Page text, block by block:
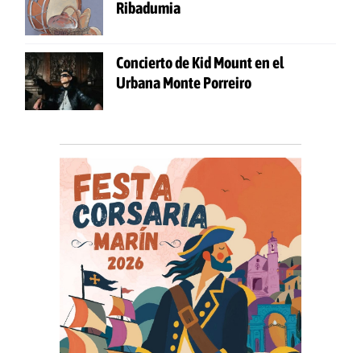
Ribadumia
Concierto de Kid Mount en el
Urbana Monte Porreiro